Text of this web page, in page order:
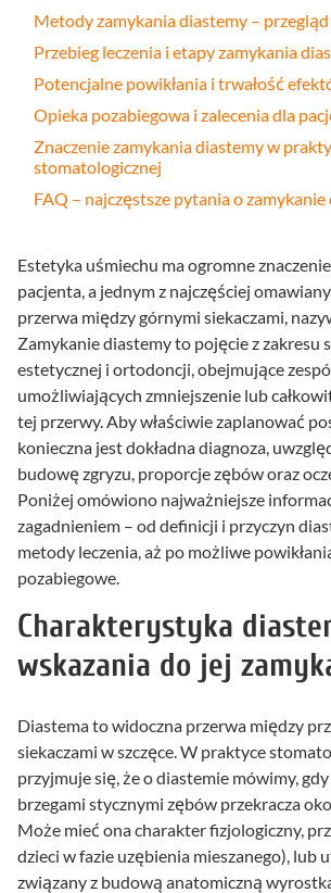
Metody zamykania diastemy –
Przebieg leczenia i etapy zamykania
Potencjalne powikłania i trwałość
Opieka pozabiegowa i zalecenia dla
Znaczenie zamykania diastemy w
stomatologicznej
FAQ – najczęstsze pytania o
Estetyka uśmiechu ma ogromne
pacjenta, a jednym z najczęściej
przerwa między górnymi siekaczami,
Zamykanie diastemy to pojęcie z zakresu
estetycznej i ortodoncji, obejmujące
umożliwiających zmniejszenie lub
tej przerwy. Aby właściwie zaplanować
konieczna jest dokładna diagnoza,
budowę zgryzu, proporcje zębów oraz
Poniżej omówiono najważniejsze
zagadnieniem – od definicji i przyczyn
metody leczenia, aż po możliwe
pozabiegowe.
Charakterystyka
wskazania do jej
Diastema to widoczna przerwa między
siekaczami w szczęce. W praktyce
przyjmuje się, że o diastemie mówimy,
brzegami stycznymi zębów przekracza
Może mieć ona charakter fizjologiczny,
dzieci w fazie uzębienia mieszanego), lub
związany z budową anatomiczną